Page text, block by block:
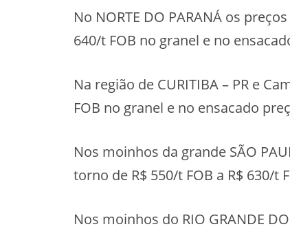
No NORTE DO PARANÁ os
640/t FOB no granel e no
Na região de CURITIBA – PR e
FOB no granel e no ensacado
Nos moinhos da grande SÃO
torno de R$ 550/t FOB a R$ 630/t
Nos moinhos do RIO GRANDE